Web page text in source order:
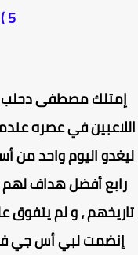
مصطفى دحلب
في عصره عندما
اليوم واحد من
أفضل هداف لهم
، و لم يتفوق
إنضمت لبي أس جي في